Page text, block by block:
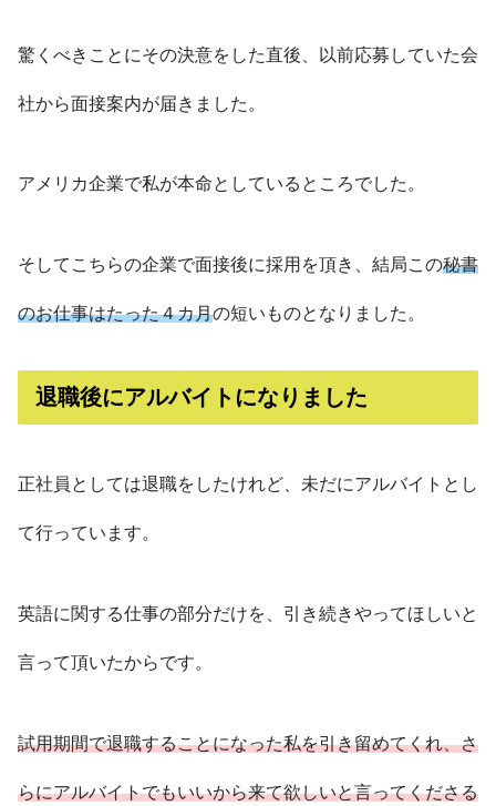
驚くべきことにその決意をした直後、以前応募していた会
社から面接案内が届きました。
アメリカ企業で私が本命としているところでした。
そしてこちらの企業で面接後に採用を頂き、結局この秘書
のお仕事はたった４カ月の短いものとなりました。
退職後にアルバイトになりました
正社員としては退職をしたけれど、未だにアルバイトとし
て行っています。
英語に関する仕事の部分だけを、引き続きやってほしいと
言って頂いたからです。
試用期間で退職することになった私を引き留めてくれ、さ
らにアルバイトでもいいから来て欲しいと言ってくださる